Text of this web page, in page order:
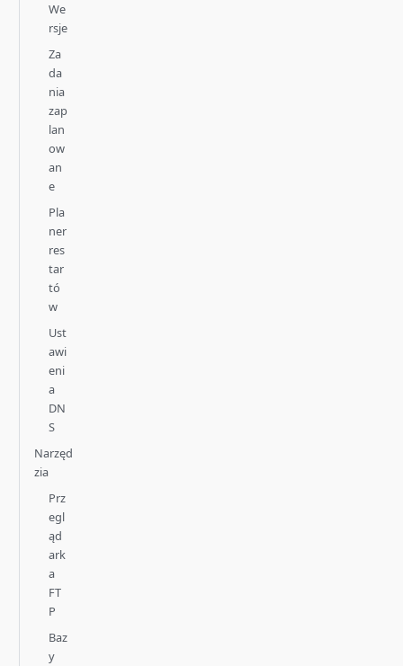
We
rsje
Za
da
nia
zap
lan
ow
an
e
Pla
ner
res
tar
tó
w
Ust
awi
eni
a
DN
S
Narzęd
zia
Prz
egl
ąd
ark
a
FT
P
Baz
y